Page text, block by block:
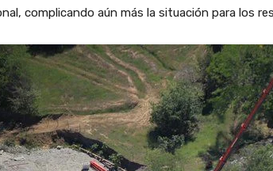
complicando aún más la situación para los